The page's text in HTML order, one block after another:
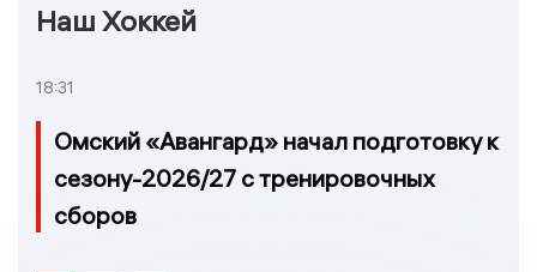
Наш Хоккей
18:31
Омский «Авангард» начал подготовку к
сезону-2026/27 с тренировочных
сборов